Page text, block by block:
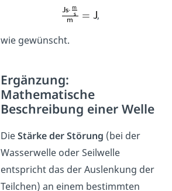
,
wie gewünscht.
Ergänzung:
Mathematische
Beschreibung einer Welle
DieStärke der Störung (bei der
Wasserwelle oder Seilwelle
entspricht das der Auslenkung der
Teilchen) an einem bestimmten